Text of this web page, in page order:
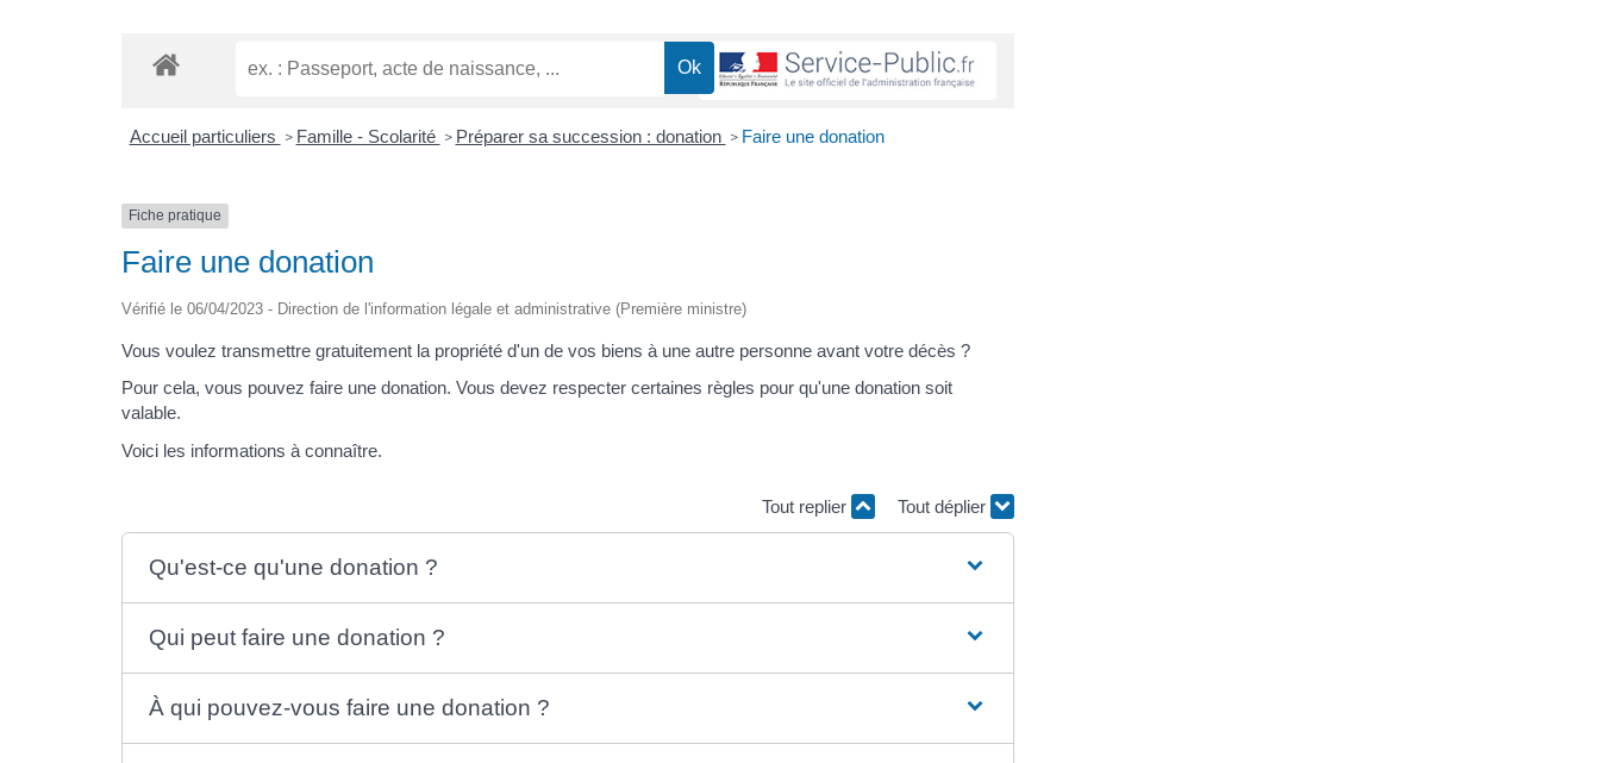
Accueil particuliers > Famille - Scolarité > Préparer sa succession : donation > Faire une donation
Fiche pratique
Faire une donation
Vérifié le 06/04/2023 - Direction de l'information légale et administrative (Première ministre)
Vous voulez transmettre gratuitement la propriété d'un de vos biens à une autre personne avant votre décès ?
Pour cela, vous pouvez faire une donation. Vous devez respecter certaines règles pour qu'une donation soit
valable.
Voici les informations à connaître.
Tout replier Tout déplier
Qu'est-ce qu'une donation ?
Qui peut faire une donation ?
À qui pouvez-vous faire une donation ?